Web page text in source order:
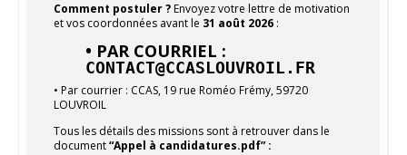
Comment postuler ? Envoyez votre lettre de motivation
et vos coordonnées avant le 31 août 2026 :
• PAR COURRIEL :
CONTACT@CCASLOUVROIL.FR
• Par courrier : CCAS, 19 rue Roméo Frémy, 59720
LOUVROIL
Tous les détails des missions sont à retrouver dans le
document“Appel à candidatures.pdf” :